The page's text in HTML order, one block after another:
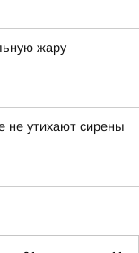
жару
не утихают сирены